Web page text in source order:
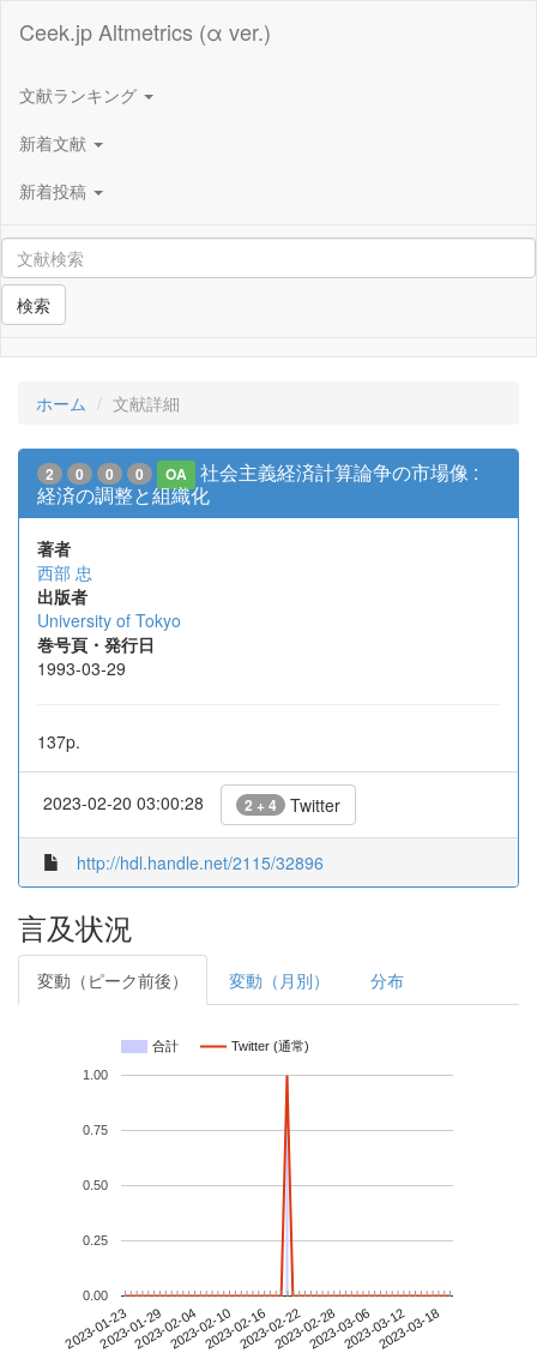
Ceek.jp Altmetrics (α ver.)
文献ランキング
新着文献
新着投稿
検索
ホーム 文献詳細
2 0 0 0 OA
社会主義経済計算論争の市場像 :
経済の調整と組織化
著者
西部 忠
出版者
University of Tokyo
巻号頁・発行日
1993-03-29
137p.
2023-02-20 03:00:28 2 + 4 Twitter
http://hdl.handle.net/2115/32896
言及状況
変動（ピーク前後） 変動（月別） 分布
合計 Twitter (通常)
2023-01-232023-01-292023-02-042023-02-102023-02-162023-02-222023-02-282023-03-062023-03-122023-03-18
0.00
0.25
0.50
0.75
1.00